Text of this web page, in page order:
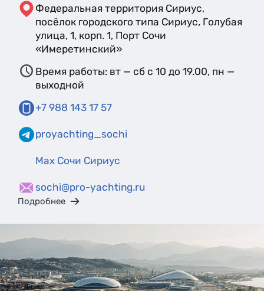
Федеральная территория Сириус,
посёлок городского типа Сириус, Голубая
улица, 1, корп. 1, Порт Сочи
«Имеретинский»
Время работы: вт — сб с 10 до 19.00, пн —
выходной
+7 988 143 17 57
proyachting_sochi
Max Сочи Сириус
sochi@pro-yachting.ru
Подробнее